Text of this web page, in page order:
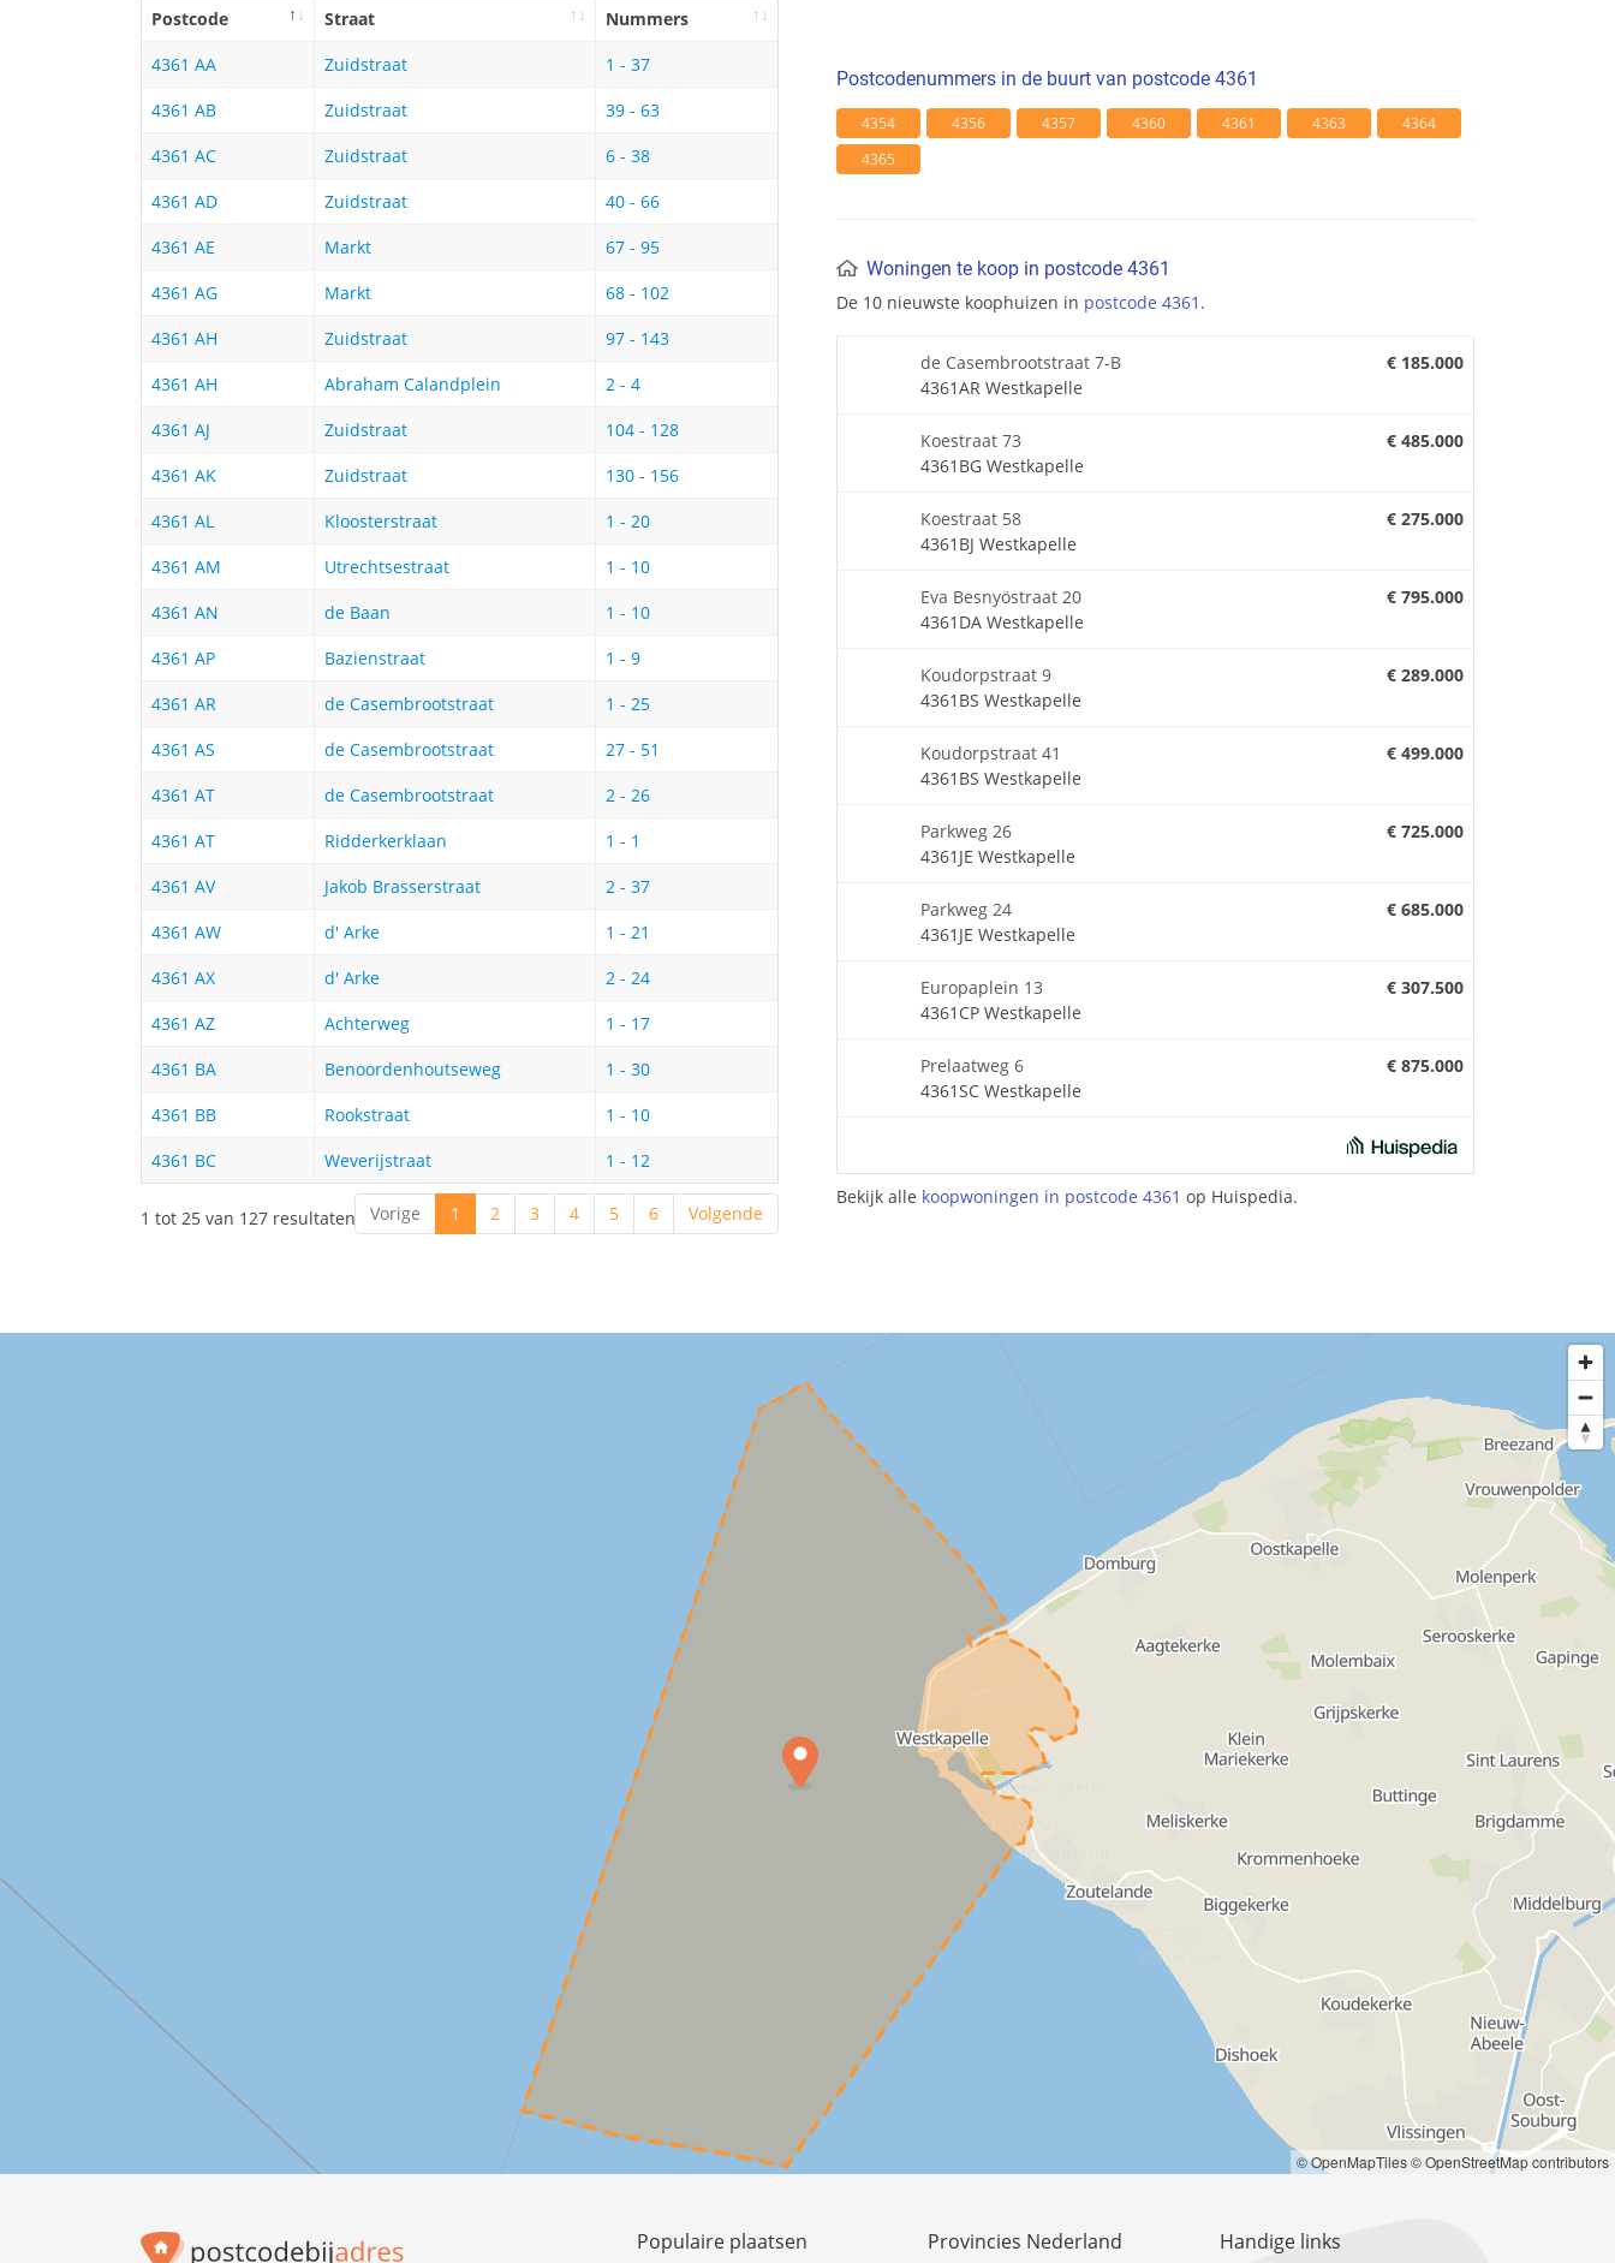
Postcode Straat
Nummers
4361 AA
Zuidstraat
1 - 37
4361 AB
Zuidstraat
39 - 63
4361 AC
Zuidstraat
6 - 38
4361 AD
Zuidstraat
40 - 66
4361 AE
Markt
67 - 95
4361 AG
Markt
68 - 102
4361 AH
Zuidstraat
97 - 143
4361 AH
Abraham Calandplein
2 - 4
4361 AJ
Zuidstraat
104 - 128
4361 AK
Zuidstraat
130 - 156
4361 AL
Kloosterstraat
1 - 20
4361 AM
Utrechtsestraat
1 - 10
4361 AN
de Baan
1 - 10
4361 AP
Bazienstraat
1 - 9
4361 AR
de Casembrootstraat
1 - 25
4361 AS
de Casembrootstraat
27 - 51
4361 AT
de Casembrootstraat
2 - 26
4361 AT
Ridderkerklaan
1 - 1
4361 AV
Jakob Brasserstraat
2 - 37
4361 AW
d' Arke
1 - 21
4361 AX
d' Arke
2 - 24
4361 AZ
Achterweg
1 - 17
4361 BA
Benoordenhoutseweg
1 - 30
4361 BB
Rookstraat
1 - 10
4361 BC
Weverijstraat 1 - 12
1 tot 25 van 127 resultaten Vorige 1 2 3 4 5 6 Volgende
Postcodenummers in de buurt van postcode 4361
4354 4356 4357 4360 4361 4363
4364
4365
Woningen te koop in postcode 4361
De 10 nieuwste koophuizen in postcode 4361 .
de Casembrootstraat 7-B
4361AR Westkapelle
€ 185.000
Koestraat 73
4361BG Westkapelle
€ 485.000
Koestraat 58
4361BJ Westkapelle
€ 275.000
Eva Besnyöstraat 20
4361DA Westkapelle
€ 795.000
Koudorpstraat 9
4361BS Westkapelle
€ 289.000
Koudorpstraat 41
4361BS Westkapelle
€ 499.000
Parkweg 26
4361JE Westkapelle
€ 725.000
Parkweg 24
4361JE Westkapelle
€ 685.000
Europaplein 13
4361CP Westkapelle
€ 307.500
Prelaatweg 6
4361SC Westkapelle
€ 875.000
Bekijk alle koopwoningen in postcode 4361 op Huispedia.
© OpenMapTiles© OpenStreetMap contributors
Populaire plaatsen Provincies Nederland Handige links